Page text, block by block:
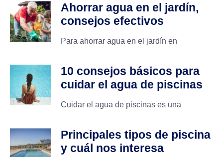
Ahorrar agua en el jardín,
consejos efectivos
Para ahorrar agua en el jardín en
10 consejos básicos para
cuidar el agua de piscinas
Cuidar el agua de piscinas es una
Principales tipos de piscina
y cuál nos interesa